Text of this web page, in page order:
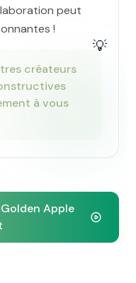
peut
!
💡
créateurs
à vous
Apple